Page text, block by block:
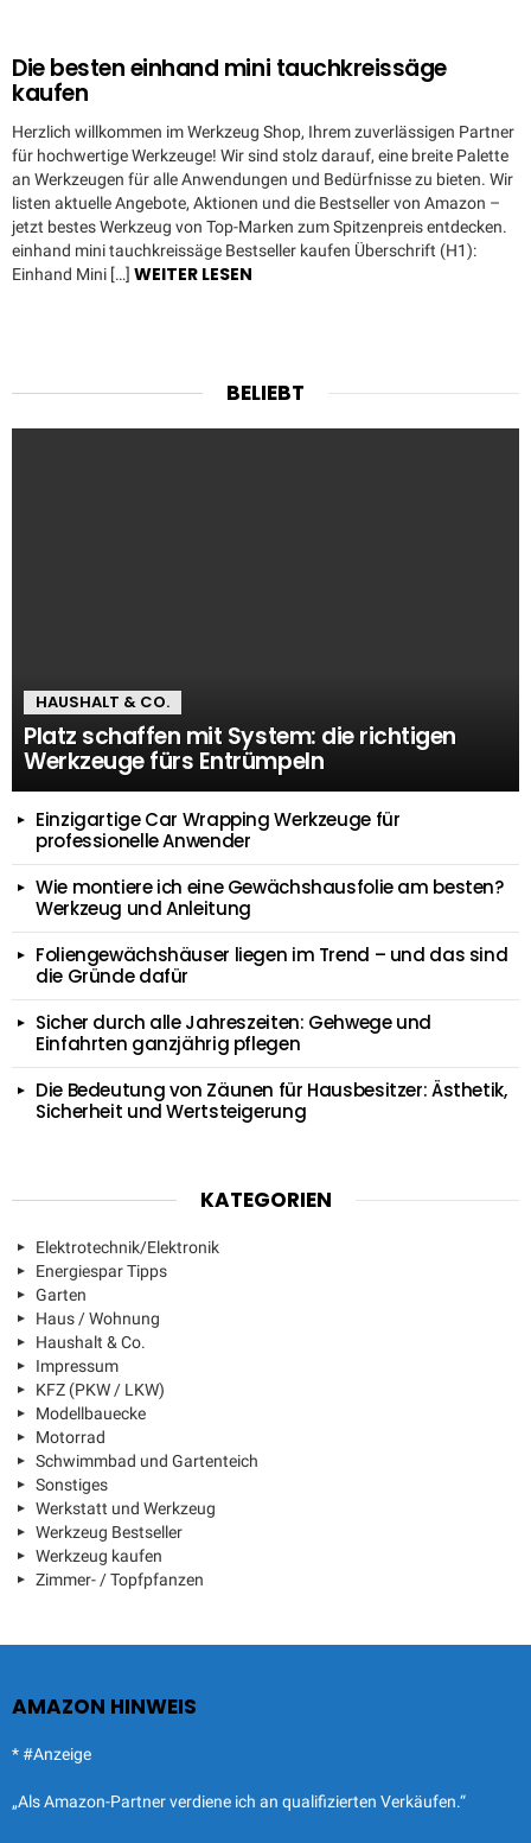
Die besten einhand mini tauchkreissäge
kaufen
Herzlich willkommen im Werkzeug Shop, Ihrem zuverlässigen Partner
für hochwertige Werkzeuge! Wir sind stolz darauf, eine breite Palette
an Werkzeugen für alle Anwendungen und Bedürfnisse zu bieten. Wir
listen aktuelle Angebote, Aktionen und die Bestseller von Amazon –
jetzt bestes Werkzeug von Top-Marken zum Spitzenpreis entdecken.
einhand mini tauchkreissäge Bestseller kaufen Überschrift (H1):
Einhand Mini […] WEITER LESEN
BELIEBT
HAUSHALT & CO.
Platz schaffen mit System: die richtigen
Werkzeuge fürs Entrümpeln
Einzigartige Car Wrapping Werkzeuge für
professionelle Anwender
Wie montiere ich eine Gewächshausfolie am besten?
Werkzeug und Anleitung
Foliengewächshäuser liegen im Trend – und das sind
die Gründe dafür
Sicher durch alle Jahreszeiten: Gehwege und
Einfahrten ganzjährig pflegen
Die Bedeutung von Zäunen für Hausbesitzer: Ästhetik,
Sicherheit und Wertsteigerung
KATEGORIEN
Elektrotechnik/Elektronik
Energiespar Tipps
Garten
Haus / Wohnung
Haushalt & Co.
Impressum
KFZ (PKW / LKW)
Modellbauecke
Motorrad
Schwimmbad und Gartenteich
Sonstiges
Werkstatt und Werkzeug
Werkzeug Bestseller
Werkzeug kaufen
Zimmer- / Topfpfanzen
AMAZON HINWEIS
* #Anzeige
„Als Amazon-Partner verdiene ich an qualifizierten Verkäufen.“